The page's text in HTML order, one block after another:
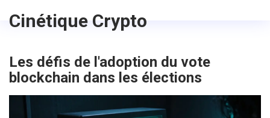
Cinétique Crypto
Les défis de l'adoption du vote
blockchain dans les élections